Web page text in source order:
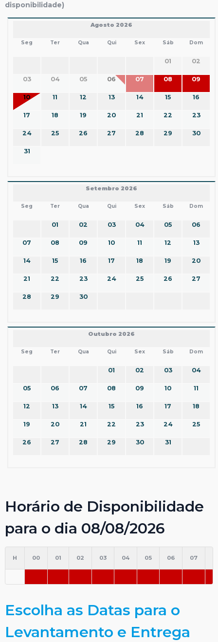
disponibilidade)
Agosto 2026
Seg Ter Qua Qui Sex Sáb Dom
01 02
03 04 05 06 07 08 09
10 11 12 13 14 15 16
17 18 19 20 21 22 23
24 25 26 27 28 29 30
31
Setembro 2026
Seg Ter Qua Qui Sex Sáb Dom
01 02 03 04 05 06
07 08 09 10 11 12 13
14 15 16 17 18 19 20
21 22 23 24 25 26 27
28 29 30
Outubro 2026
Seg Ter Qua Qui Sex Sáb Dom
01 02 03 04
05 06 07 08 09 10 11
12 13 14 15 16 17 18
19 20 21 22 23 24 25
26 27 28 29 30 31
Horário de Disponibilidade
para o dia 08/08/2026
H 00 01 02 03 04 05 06 07
Escolha as Datas para o
Levantamento e Entrega